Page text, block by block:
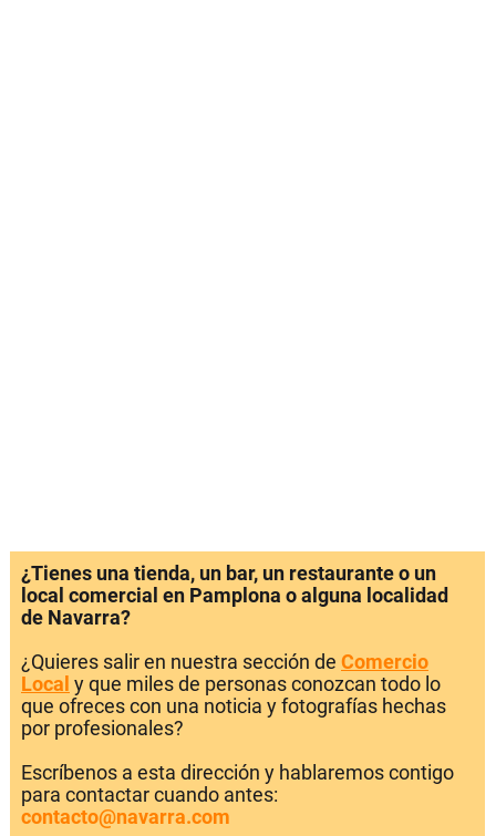
¿Tienes una tienda, un bar, un restaurante o un
local comercial en Pamplona o alguna localidad
de Navarra?
¿Quieres salir en nuestra sección de Comercio
Local y que miles de personas conozcan todo lo
que ofreces con una noticia y fotografías hechas
por profesionales?
Escríbenos a esta dirección y hablaremos contigo
para contactar cuando antes:
contacto@navarra.com